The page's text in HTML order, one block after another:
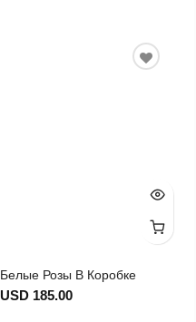
Белые Розы В Коробке
USD 185.00